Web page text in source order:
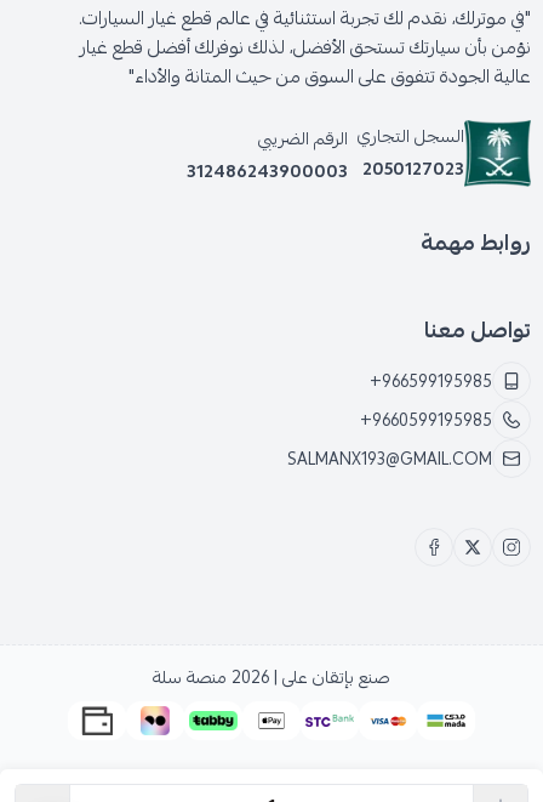
"في موترلك، نقدم لك تجربة استثنائية في عالم قطع غيار السيارات.
نؤمن بأن سيارتك تستحق الأفضل، لذلك نوفرلك أفضل قطع غيار
عالية الجودة تتفوق على السوق من حيث المتانة والأداء"
السجل التجاري
2050127023
الرقم الضريبي
312486243900003
روابط مهمة
تواصل معنا
+966599195985
+9660599195985
SALMANX193@GMAIL.COM
صنع بإتقان على | 2026 منصة سلة